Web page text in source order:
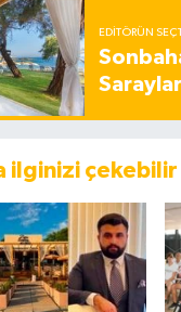
EDITÖRÜN
ilginizi çekebilir